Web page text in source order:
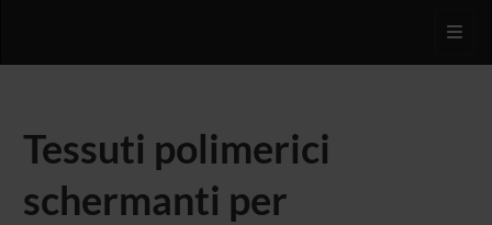
Tessuti polimerici
schermanti per